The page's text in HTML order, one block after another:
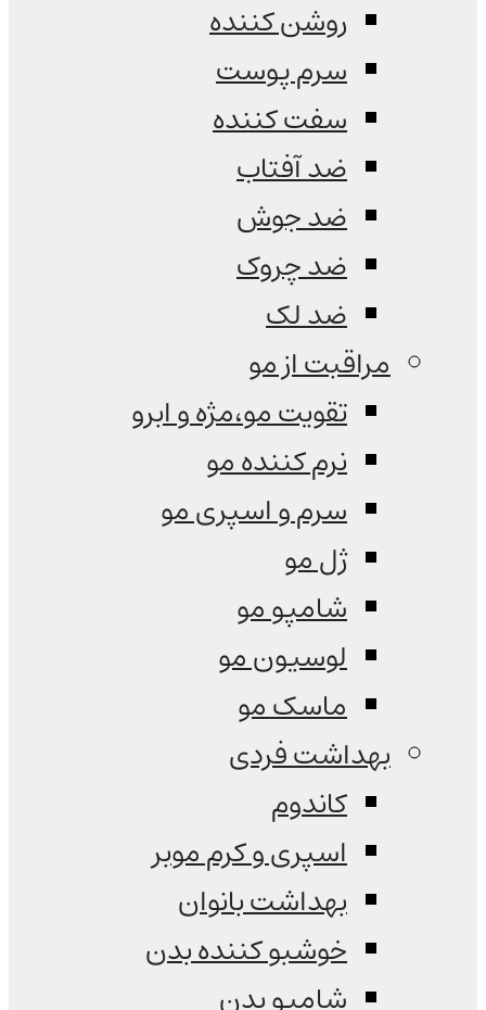
روشن کننده
سرم پوست
سفت کننده
ضد آفتاب
ضد جوش
ضد چروک
ضد لک
مراقبت از مو
تقویت مو،مژه و ابرو
نرم کننده مو
سرم و اسپری مو
ژل مو
شامپو مو
لوسیون مو
ماسک مو
بهداشت فردی
کاندوم
اسپری و کرم موبر
بهداشت بانوان
خوشبو کننده بدن
شامپو بدن